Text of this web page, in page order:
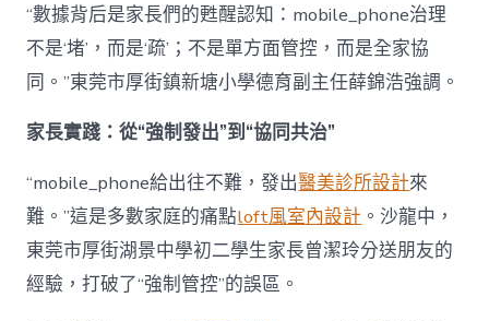
“數據背后是家長們的甦醒認知：mobile_phone治理
不是‘堵’，而是‘疏’；不是單方面管控，而是全家協
同。”東莞市厚街鎮新塘小學德育副主任薛錦浩強調。
家長實踐：從“強制發出”到“協同共治”
“mobile_phone給出往不難，發出醫美診所設計來
難。”這是多數家庭的痛點loft風室內設計 。沙龍中，
東莞市厚街湖景中學初二學生家長曾潔玲分送朋友的
經驗，打破了“強制管控”的誤區。